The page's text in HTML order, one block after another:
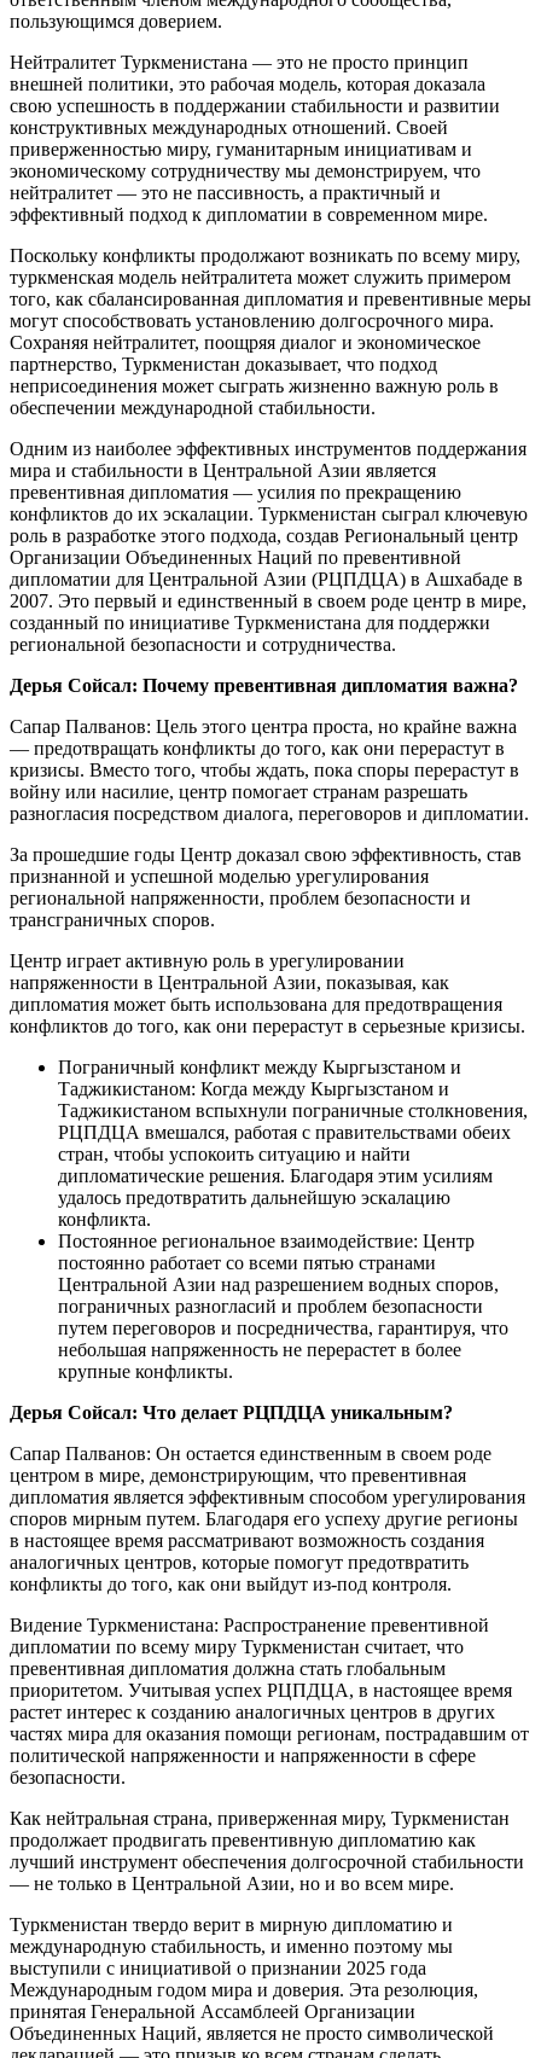
пользующимся доверием.
Нейтралитет Туркменистана — это не просто принцип
внешней политики, это рабочая модель, которая доказала
свою успешность в поддержании стабильности и развитии
конструктивных международных отношений. Своей
приверженностью миру, гуманитарным инициативам и
экономическому сотрудничеству мы демонстрируем, что
нейтралитет — это не пассивность, а практичный и
эффективный подход к дипломатии в современном мире.
Поскольку конфликты продолжают возникать по всему миру,
туркменская модель нейтралитета может служить примером
того, как сбалансированная дипломатия и превентивные меры
могут способствовать установлению долгосрочного мира.
Сохраняя нейтралитет, поощряя диалог и экономическое
партнерство, Туркменистан доказывает, что подход
неприсоединения может сыграть жизненно важную роль в
обеспечении международной стабильности.
Одним из наиболее эффективных инструментов поддержания
мира и стабильности в Центральной Азии является
превентивная дипломатия — усилия по прекращению
конфликтов до их эскалации. Туркменистан сыграл ключевую
роль в разработке этого подхода, создав Региональный центр
Организации Объединенных Наций по превентивной
дипломатии для Центральной Азии (РЦПДЦА) в Ашхабаде в
2007. Это первый и единственный в своем роде центр в мире,
созданный по инициативе Туркменистана для поддержки
региональной безопасности и сотрудничества.
Дерья Сойсал: Почему превентивная дипломатия важна?
Сапар Палванов: Цель этого центра проста, но крайне важна
— предотвращать конфликты до того, как они перерастут в
кризисы. Вместо того, чтобы ждать, пока споры перерастут в
войну или насилие, центр помогает странам разрешать
разногласия посредством диалога, переговоров и дипломатии.
За прошедшие годы Центр доказал свою эффективность, став
признанной и успешной моделью урегулирования
региональной напряженности, проблем безопасности и
трансграничных споров.
Центр играет активную роль в урегулировании
напряженности в Центральной Азии, показывая, как
дипломатия может быть использована для предотвращения
конфликтов до того, как они перерастут в серьезные кризисы.
Пограничный конфликт между Кыргызстаном и
Таджикистаном: Когда между Кыргызстаном и
Таджикистаном вспыхнули пограничные столкновения,
РЦПДЦА вмешался, работая с правительствами обеих
стран, чтобы успокоить ситуацию и найти
дипломатические решения. Благодаря этим усилиям
удалось предотвратить дальнейшую эскалацию
конфликта.
Постоянное региональное взаимодействие: Центр
постоянно работает со всеми пятью странами
Центральной Азии над разрешением водных споров,
пограничных разногласий и проблем безопасности
путем переговоров и посредничества, гарантируя, что
небольшая напряженность не перерастет в более
крупные конфликты.
Дерья Сойсал: Что делает РЦПДЦА уникальным?
Сапар Палванов: Он остается единственным в своем роде
центром в мире, демонстрирующим, что превентивная
дипломатия является эффективным способом урегулирования
споров мирным путем. Благодаря его успеху другие регионы
в настоящее время рассматривают возможность создания
аналогичных центров, которые помогут предотвратить
конфликты до того, как они выйдут из-под контроля.
Видение Туркменистана: Распространение превентивной
дипломатии по всему миру Туркменистан считает, что
превентивная дипломатия должна стать глобальным
приоритетом. Учитывая успех РЦПДЦА, в настоящее время
растет интерес к созданию аналогичных центров в других
частях мира для оказания помощи регионам, пострадавшим от
политической напряженности и напряженности в сфере
безопасности.
Как нейтральная страна, приверженная миру, Туркменистан
продолжает продвигать превентивную дипломатию как
лучший инструмент обеспечения долгосрочной стабильности
— не только в Центральной Азии, но и во всем мире.
Туркменистан твердо верит в мирную дипломатию и
международную стабильность, и именно поэтому мы
выступили с инициативой о признании 2025 года
Международным годом мира и доверия. Эта резолюция,
принятая Генеральной Ассамблеей Организации
Объединенных Наций, является не просто символической